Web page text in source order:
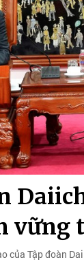
vững
của Tập đoàn